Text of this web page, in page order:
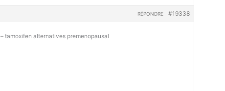
#19338
RÉPONDRE
– tamoxifen alternatives premenopausal